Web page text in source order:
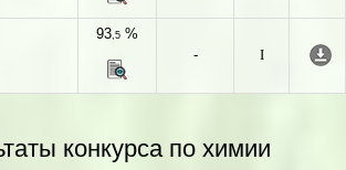
93,5 %
-
I
конкурса по химии